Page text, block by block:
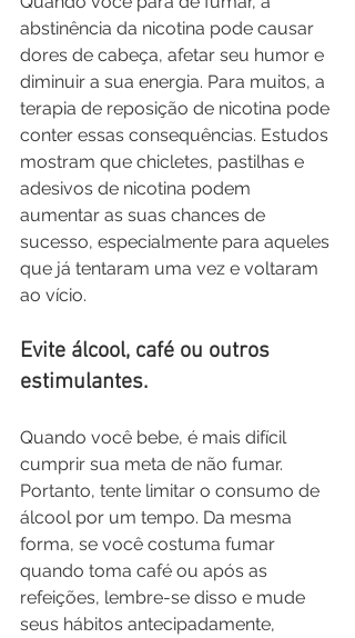
abstinência da nicotina pode causar
dores de cabeça, afetar seu humor e
diminuir a sua energia. Para muitos, a
terapia de reposição de nicotina pode
conter essas consequências. Estudos
mostram que chicletes, pastilhas e
adesivos de nicotina podem
aumentar as suas chances de
sucesso, especialmente para aqueles
que já tentaram uma vez e voltaram
ao vício.
Evite álcool, café ou outros
estimulantes.
Quando você bebe, é mais difícil
cumprir sua meta de não fumar.
Portanto, tente limitar o consumo de
álcool por um tempo. Da mesma
forma, se você costuma fumar
quando toma café ou após as
refeições, lembre-se disso e mude
seus hábitos antecipadamente,